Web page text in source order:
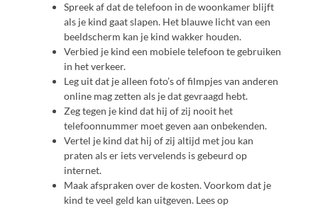
Spreek af dat de telefoon in de woonkamer blijft
als je kind gaat slapen. Het blauwe licht van een
beeldscherm kan je kind wakker houden.
Verbied je kind een mobiele telefoon te gebruiken
in het verkeer.
Leg uit dat je alleen foto’s of filmpjes van anderen
online mag zetten als je dat gevraagd hebt.
Zeg tegen je kind dat hij of zij nooit het
telefoonnummer moet geven aan onbekenden.
Vertel je kind dat hij of zij altijd met jou kan
praten als er iets vervelends is gebeurd op
internet.
Maak afspraken over de kosten. Voorkom dat je
kind te veel geld kan uitgeven. Lees op